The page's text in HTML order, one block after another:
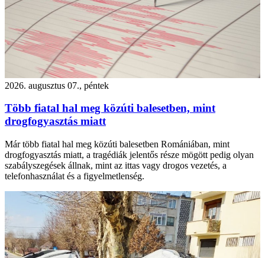
2026. augusztus 07., péntek
Több fiatal hal meg közúti balesetben, mint
drogfogyasztás miatt
Már több fiatal hal meg közúti balesetben Romániában, mint
drogfogyasztás miatt, a tragédiák jelentős része mögött pedig olyan
szabályszegések állnak, mint az ittas vagy drogos vezetés, a
telefonhasználat és a figyelmetlenség.